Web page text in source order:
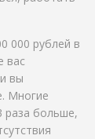
000 рублей в
вас
вы
Многие
раза больше,